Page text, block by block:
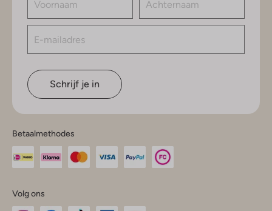
Schrijf je in
Betaalmethodes
Volg ons